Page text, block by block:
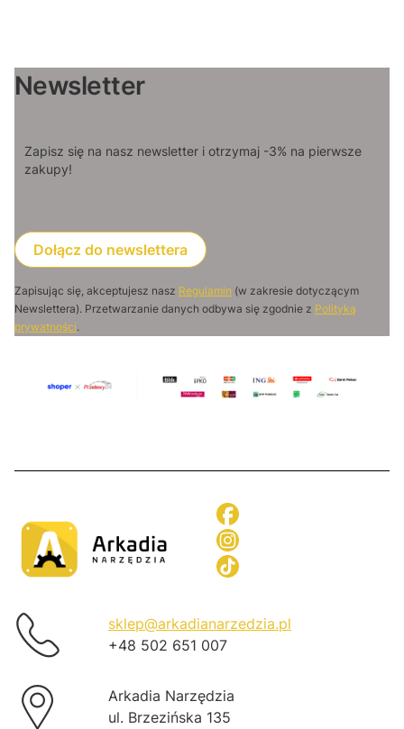
Newsletter
Zapisz się na nasz newsletter i otrzymaj -3% na pierwsze
zakupy!
Dołącz do newslettera
Zapisując się, akceptujesz nasz Regulamin (w zakresie dotyczącym
Newslettera). Przetwarzanie danych odbywa się zgodnie z Polityką
prywatności.
sklep@arkadianarzedzia.pl
+48 502 651 007
Arkadia Narzędzia
ul. Brzezińska 135